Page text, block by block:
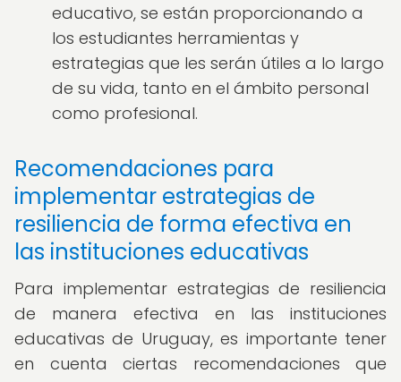
educativo, se están proporcionando a
los estudiantes herramientas y
estrategias que les serán útiles a lo largo
de su vida, tanto en el ámbito personal
como profesional.
Recomendaciones para
implementar estrategias de
resiliencia de forma efectiva en
las instituciones educativas
Para implementar estrategias de resiliencia
de manera efectiva en las instituciones
educativas de Uruguay, es importante tener
en cuenta ciertas recomendaciones que